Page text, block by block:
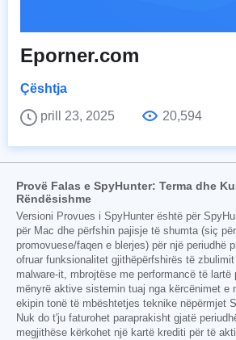
Eporner.com
Çështja
prill 23, 2025
20,594
Provë Falas e SpyHunter: Terma dhe
Rëndësishme
Versioni Provues i SpyHunter është për
për Mac dhe përfshin pajisje të shumta (siç
promovuese/faqen e blerjes) për një periudhë
ofruar funksionalitet gjithëpërfshirës të
malware-it, mbrojtëse me performancë të lartë
mënyrë aktive sistemin tuaj nga kërcënimet e
ekipin tonë të mbështetjes teknike nëpërmjet
Nuk do t'ju faturohet paraprakisht gjatë
megjithëse kërkohet një kartë krediti për të